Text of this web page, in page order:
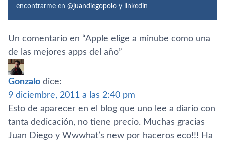
encontrarme en @juandiegopolo y linkedin
Un comentario en “Apple elige a minube como una
de las mejores apps del año”
Gonzalo dice:
9 diciembre, 2011 a las 2:40 pm
Esto de aparecer en el blog que uno lee a diario con
tanta dedicación, no tiene precio. Muchas gracias
Juan Diego y Wwwhat’s new por haceros eco!!! Ha